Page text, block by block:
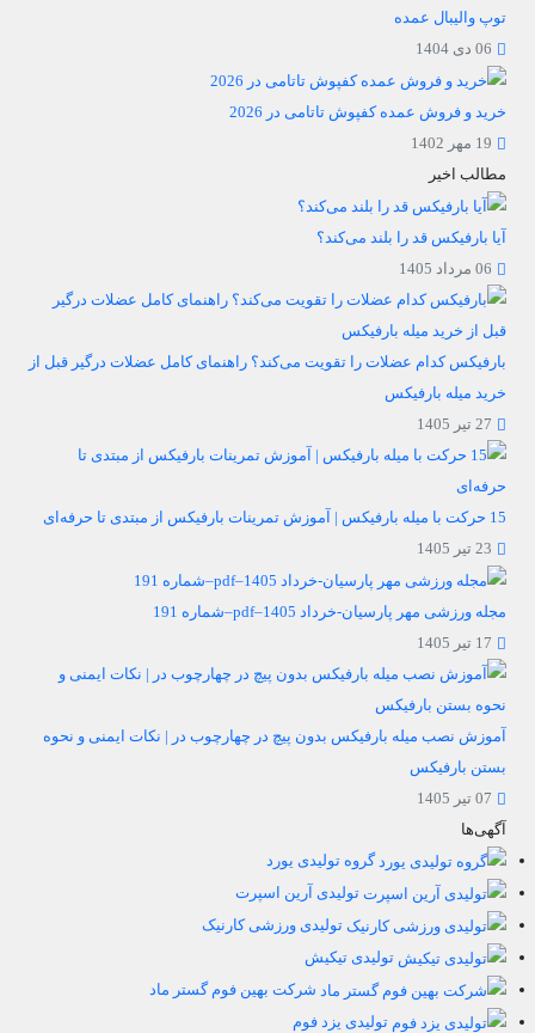
توپ والیبال عمده
06 دی 1404
خرید و فروش عمده کفپوش تاتامی در 2026
19 مهر 1402
مطالب اخیر
آیا بارفیکس قد را بلند می‌کند؟
06 مرداد 1405
بارفیکس کدام عضلات را تقویت می‌کند؟ راهنمای کامل عضلات درگیر قبل از
خرید میله بارفیکس
27 تیر 1405
15 حرکت با میله بارفیکس | آموزش تمرینات بارفیکس از مبتدی تا حرفه‌ای
23 تیر 1405
مجله ورزشی مهر پارسیان-خرداد 1405–pdf–شماره 191
17 تیر 1405
آموزش نصب میله بارفیکس بدون پیچ در چهارچوب در | نکات ایمنی و نحوه
بستن بارفیکس
07 تیر 1405
آگهی‌ها
گروه تولیدی یورد
تولیدی آرین اسپرت
تولیدی ورزشی کارنیک
تولیدی تیکیش
شرکت بهین فوم گستر ماد
تولیدی یزد فوم